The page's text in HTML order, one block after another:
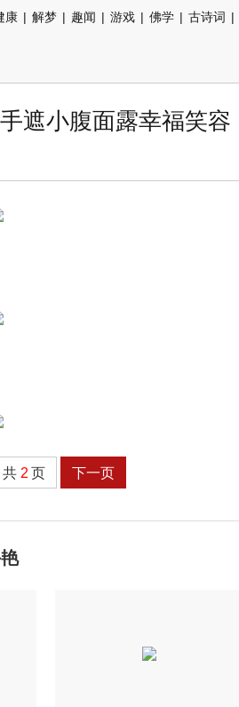
康 | 解梦 | 趣闻 | 游戏 | 佛学 | 古诗词 |
遮小腹面露幸福笑容
共 2 页 下一页